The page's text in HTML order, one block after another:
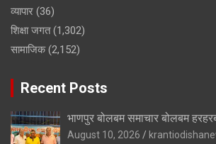
व्यापार (36)
शिक्षा जगत(1,302)
सामाजिक(2,152)
Recent Posts
भाणपुर बोलबम समाचार बोलबम
August 10, 2026